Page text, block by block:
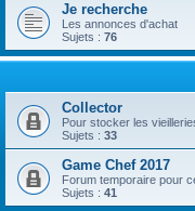
Je recherche
Les annonces d'achat
Sujets : 76
Collector
Pour stocker les
Sujets : 33
Game Chef 2017
Forum temporaire pour
Sujets : 41